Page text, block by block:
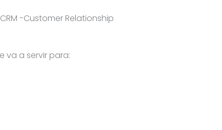
-Customer Relationship
va a servir para: